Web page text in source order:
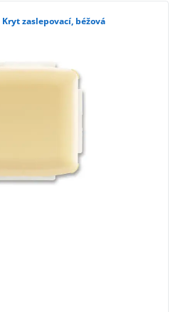
3902A-A001 D Kryt zaslepovací, béžová